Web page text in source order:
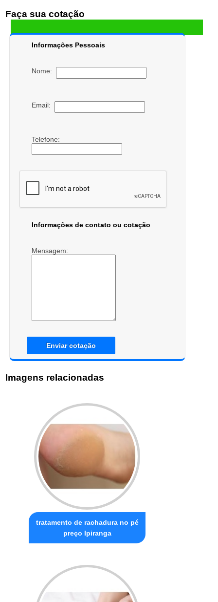
Faça sua cotação
Informações Pessoais
Nome:
Email:
Telefone:
Informações de contato ou cotação
Mensagem:
Enviar cotação
Imagens relacionadas
tratamento de rachadura no pé
preço Ipiranga